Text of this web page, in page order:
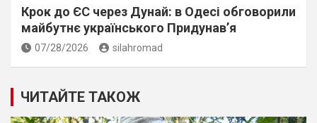
Крок до ЄС через Дунай: в Одесі обговорили
майбутнє українського Придунав’я
07/28/2026 silahromad
ЧИТАЙТЕ ТАКОЖ